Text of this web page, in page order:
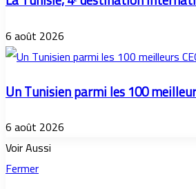
6 août 2026
Un Tunisien parmi les 100
6 août 2026
Voir Aussi
Fermer